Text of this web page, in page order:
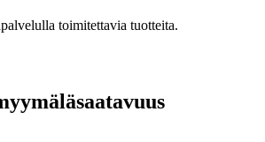
toimitettavia tuotteita.